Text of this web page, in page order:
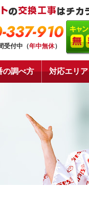
337-910
受付中（年中無休）
の調べ方 対応エリア